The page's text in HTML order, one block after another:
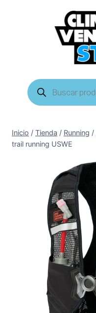
Búsqueda
de
productos
Inicio / Tienda / Running /
trail running USWE